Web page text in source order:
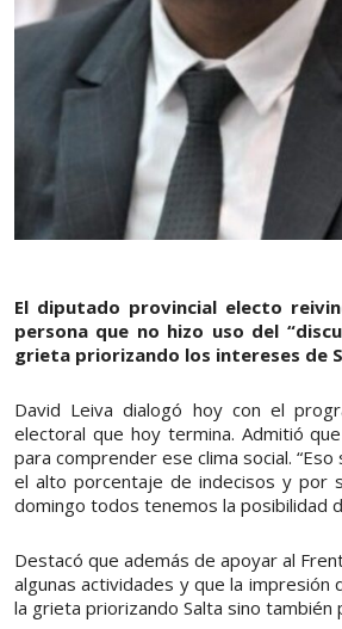
El diputado provincial electo
persona que no hizo uso del
grieta priorizando los intereses de
David Leiva dialogó hoy con el
electoral que hoy termina. Admitió
para comprender ese clima social.
el alto porcentaje de indecisos y por
domingo todos tenemos la posibilidad
Destacó que además de apoyar al
algunas actividades y que la
la grieta priorizando Salta sino también